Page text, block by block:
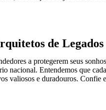
de
a protegerem seus
nacional. Entendemos que
valiosos e duradouros. Confie